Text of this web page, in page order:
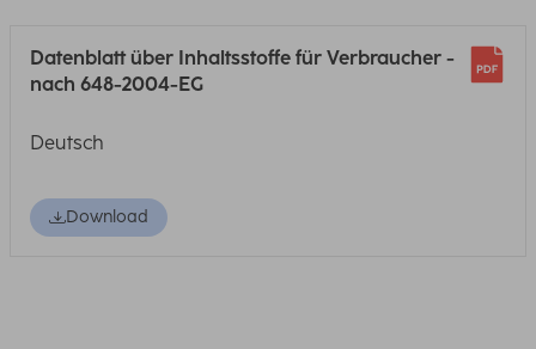
Datenblatt über Inhaltsstoffe für Verbraucher -
nach 648-2004-EG
Deutsch
Download